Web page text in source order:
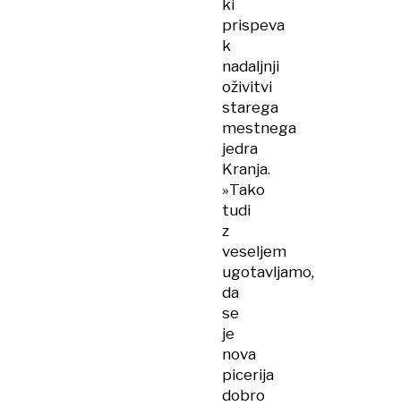
ki
prispeva
k
nadaljnji
oživitvi
starega
mestnega
jedra
Kranja.
»Tako
tudi
z
veseljem
ugotavljamo,
da
se
je
nova
picerija
dobro